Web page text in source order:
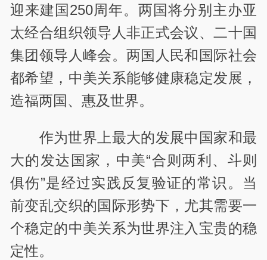
迎来建国250周年。两国将分别主办亚
太经合组织领导人非正式会议、二十国
集团领导人峰会。两国人民和国际社会
都希望，中美关系能够健康稳定发展，
造福两国、惠及世界。
作为世界上最大的发展中国家和最
大的发达国家，中美“合则两利、斗则
俱伤”是经过实践反复验证的常识。当
前变乱交织的国际形势下，尤其需要一
个稳定的中美关系为世界注入宝贵的稳
定性。